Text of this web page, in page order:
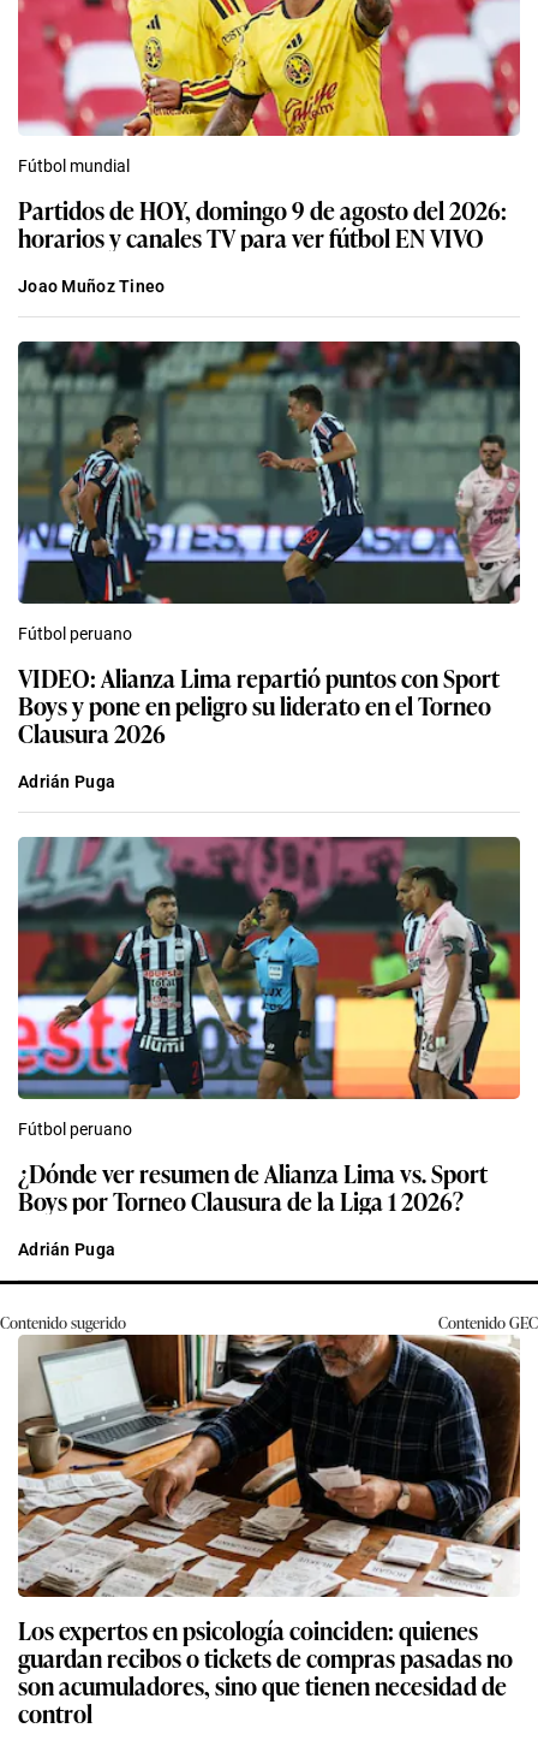
Fútbol mundial
Partidos de HOY, domingo 9 de agosto del 2026:
horarios y canales TV para ver fútbol EN VIVO
Joao Muñoz Tineo
Fútbol peruano
VIDEO: Alianza Lima repartió puntos con Sport
Boys y pone en peligro su liderato en el Torneo
Clausura 2026
Adrián Puga
Fútbol peruano
¿Dónde ver resumen de Alianza Lima vs. Sport
Boys por Torneo Clausura de la Liga 1 2026?
Adrián Puga
Contenido sugerido ContenidoGEC
Los expertos en psicología coinciden: quienes
guardan recibos o tickets de compras pasadas no
son acumuladores, sino que tienen necesidad de
control